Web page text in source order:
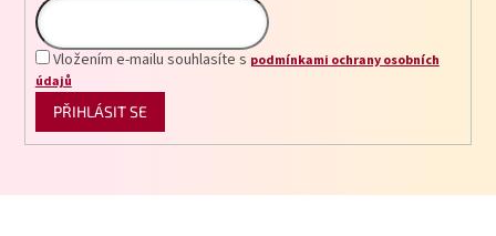
Vložením e-mailu souhlasíte s podmínkami ochrany osobních
údajů
PŘIHLÁSIT SE